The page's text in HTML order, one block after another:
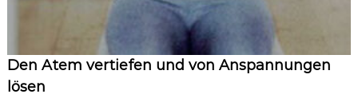
Den Atem vertiefen und von Anspannungen
lösen